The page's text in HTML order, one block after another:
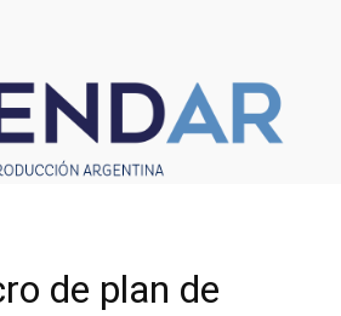
de plan de